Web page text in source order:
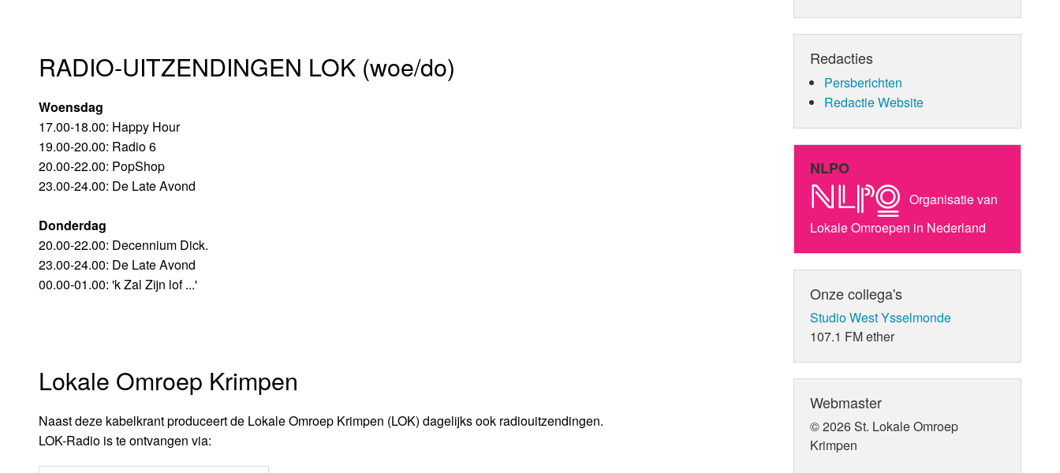
RADIO-UITZENDINGEN LOK (woe/do)
Woensdag
17.00-18.00: Happy Hour
19.00-20.00: Radio 6
20.00-22.00: PopShop
23.00-24.00: De Late Avond
Donderdag
20.00-22.00: Decennium Dick.
23.00-24.00: De Late Avond
00.00-01.00: 'k Zal Zijn lof ...'
Lokale Omroep Krimpen
Naast deze kabelkrant produceert de Lokale Omroep Krimpen (LOK) dagelijks ook radiouitzendingen.
LOK-Radio is te ontvangen via:
Redacties
Persberichten
Redactie Website
NLPO
Organisatie van
Lokale Omroepen in Nederland
Onze collega's
Studio West Ysselmonde
107.1 FM ether
Webmaster
© 2026 St. Lokale Omroep
Krimpen